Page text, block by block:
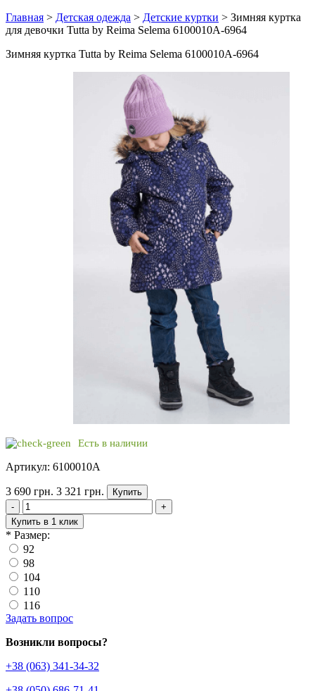
Главная > Детская одежда > Детские куртки > Зимняя куртка
для девочки Tutta by Reima Selema 6100010A-6964
Зимняя куртка Tutta by Reima Selema 6100010A-6964
Есть в наличии
Артикул: 6100010A
3 690 грн. 3 321 грн.
Купить
-
+
Купить в 1 клик
* Размер:
92
98
104
110
116
Задать вопрос
Возникли вопросы?
+38 (063) 341-34-32